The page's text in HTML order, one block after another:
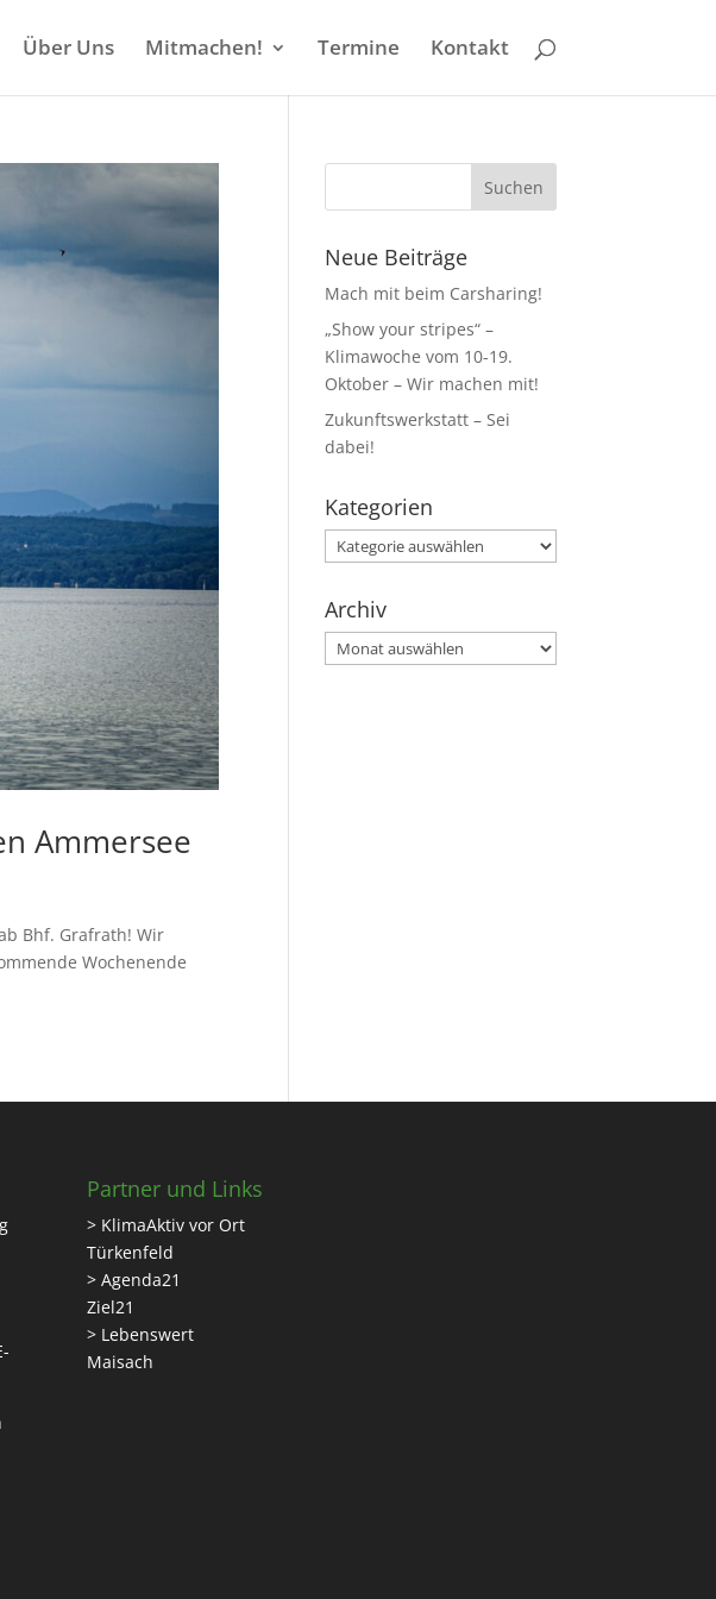
Über Uns Mitmachen! Termine Kontakt
Ammersee
Bhf. Grafrath! Wir
Wochenende
Neue Beiträge
Mach mit beim Carsharing!
„Show your stripes“ –
Klimawoche vom 10-19.
Oktober – Wir machen mit!
Zukunftswerkstatt – Sei
dabei!
Kategorien
Kategorien
Archiv
Archiv
Partner und Links
> KlimaAktiv vor Ort
Türkenfeld
> Agenda21
Ziel21
> Lebenswert
Maisach